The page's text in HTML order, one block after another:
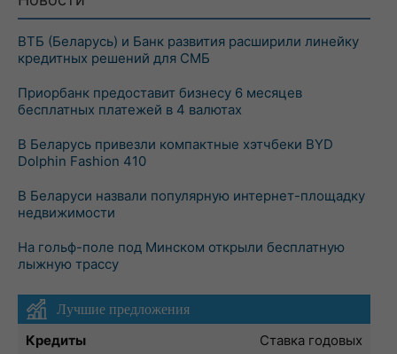
ВТБ (Беларусь) и Банк развития расширили линейку
кредитных решений для СМБ
Приорбанк предоставит бизнесу 6 месяцев
бесплатных платежей в 4 валютах
В Беларусь привезли компактные хэтчбеки BYD
Dolphin Fashion 410
В Беларуси назвали популярную интернет-площадку
недвижимости
На гольф-поле под Минском открыли бесплатную
лыжную трассу
Лучшие предложения
Кредиты
Ставка годовых